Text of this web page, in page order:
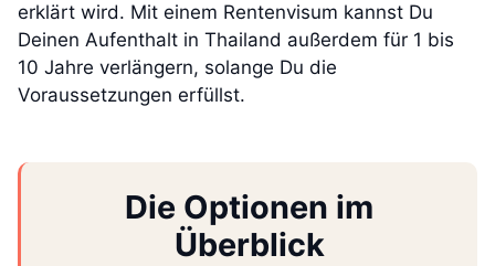
erklärt wird. Mit einem Rentenvisum kannst Du
Deinen Aufenthalt in Thailand außerdem für 1 bis
10 Jahre verlängern, solange Du die
Voraussetzungen erfüllst.
Die Optionen im
Überblick